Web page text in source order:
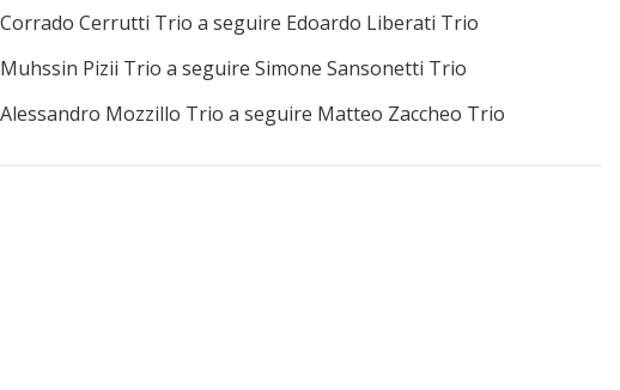
Corrado Cerrutti Trio a seguire Edoardo Liberati Trio
Muhssin Pizii Trio a seguire Simone Sansonetti Trio
Alessandro Mozzillo Trio a seguire Matteo Zaccheo Trio